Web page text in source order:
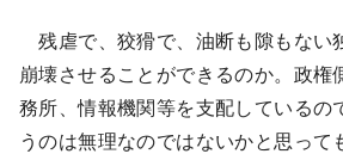
残虐で、狡猾で、油断も隙もない
崩壊させることができるのか。政権
務所、情報機関等を支配しているの
うのは無理なのではないかと思って